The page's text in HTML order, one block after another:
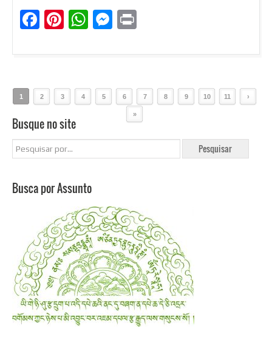
Facebook
Pinterest
WhatsApp
Messenger
1 2 3 4 5 6 7 8 9 10 11 ›
»
Busque no site
Busca por Assunto